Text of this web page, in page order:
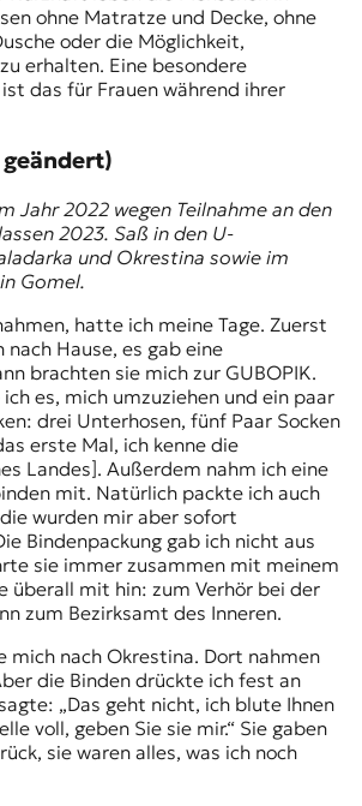
ohne Matratze und Decke, ohne
oder die Möglichkeit,
erhalten. Eine besondere
das für Frauen während ihrer
Jahr 2022 wegen Teilnahme an den
2023. Saß in den U-
und Okrestina sowie im
Gomel.
hatte ich meine Tage. Zuerst
Hause, es gab eine
brachten sie mich zur GUBOPIK.
es, mich umzuziehen und ein paar
drei Unterhosen, fünf Paar Socken
erste Mal, ich kenne die
Landes]. Außerdem nahm ich eine
mit. Natürlich packte ich auch
wurden mir aber sofort
Bindenpackung gab ich nicht aus
sie immer zusammen mit meinem
überall mit hin: zum Verhör bei der
zum Bezirksamt des Inneren.
mich nach Okrestina. Dort nahmen
die Binden drückte ich fest an
„Das geht nicht, ich blute Ihnen
voll, geben Sie sie mir.“ Sie gaben
sie waren alles, was ich noch